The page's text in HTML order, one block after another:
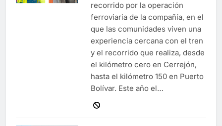
recorrido por la operación
ferroviaria de la compañía, en el
que las comunidades viven una
experiencia cercana con el tren
y el recorrido que realiza, desde
el kilómetro cero en Cerrejón,
hasta el kilómetro 150 en Puerto
Bolívar. Este año el…